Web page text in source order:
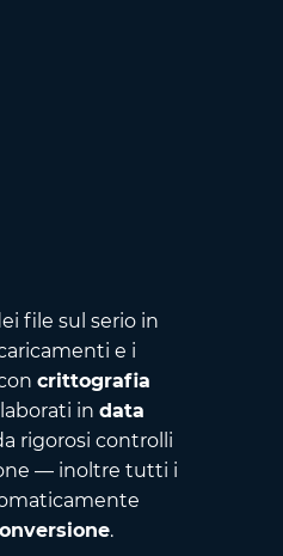
file sul serio in
e i
crittografia
in data
rigorosi controlli
— inoltre tutti i
.